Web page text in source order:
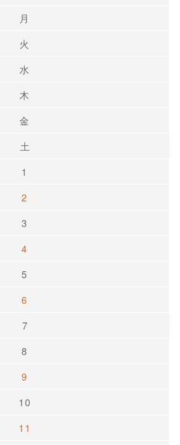
月
火
水
木
金
土
1
2
3
4
5
6
7
8
9
10
11